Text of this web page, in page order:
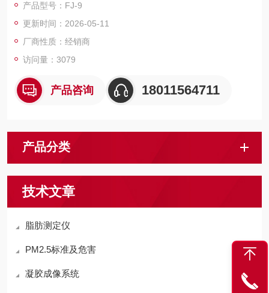
表检测埋地管道防腐层状况、管体腐蚀状况及定位管体腐蚀点的
的仪器。
产品型号：FJ-9
更新时间：2026-05-11
厂商性质：经销商
访问量：3079
产品咨询 18011564711
产品分类
技术文章
脂肪测定仪
PM2.5标准及危害
凝胶成像系统